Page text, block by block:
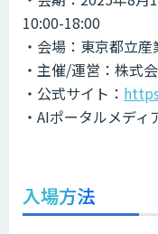
10:00-18:00
・会場：東京都立
・主催/運営：株式
・公式サイト：
・AIポータルメデ
入場方法